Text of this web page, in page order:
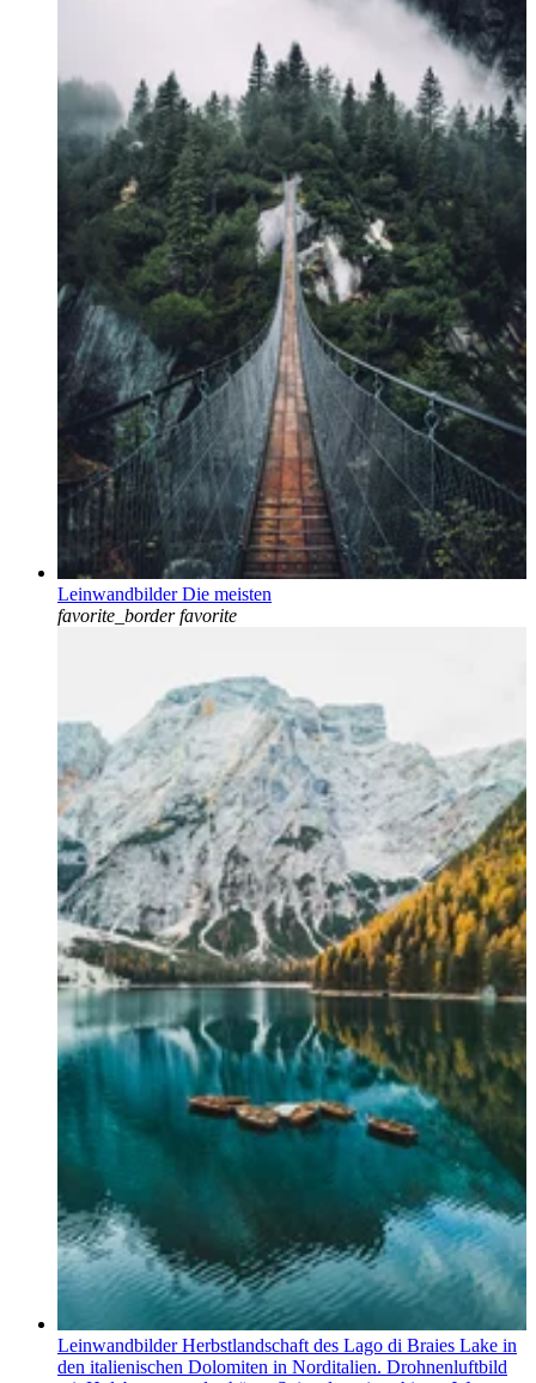
Leinwandbilder Die meisten
favorite_border favorite
Leinwandbilder Herbstlandschaft des Lago di Braies Lake in
den italienischen Dolomiten in Norditalien. Drohnenluftbild